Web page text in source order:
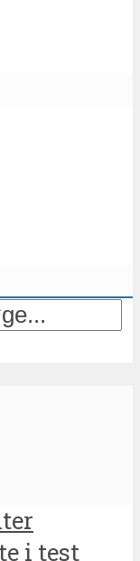
i test